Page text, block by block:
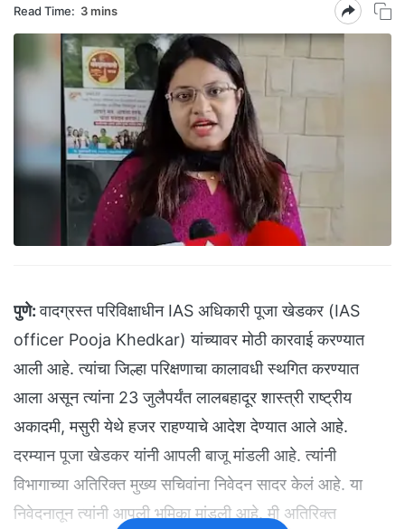
Read Time: 3 mins
पुणे: वादग्रस्त परिविक्षाधीन IAS अधिकारी पूजा खेडकर (IAS
officer Pooja Khedkar) यांच्यावर मोठी कारवाई करण्यात
आली आहे. त्यांचा जिल्हा परिक्षणाचा कालावधी स्थगित करण्यात
आला असून त्यांना 23 जुलैपर्यंत लालबहादूर शास्त्री राष्ट्रीय
अकादमी, मसुरी येथे हजर राहण्याचे आदेश देण्यात आले आहे.
दरम्यान पूजा खेडकर यांनी आपली बाजू मांडली आहे. त्यांनी
विभागाच्या अतिरिक्त मुख्य सचिवांना निवेदन सादर केलं आहे. या
निवेदनातून त्यांनी आपली भूमिका मांडली आहे. मी अतिरिक्त